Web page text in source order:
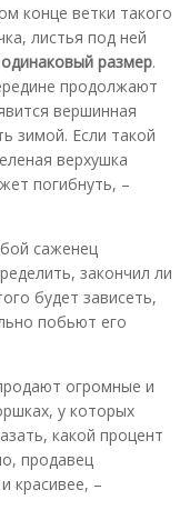
конце ветки такого
листья под ней
одинаковый размер.
продолжают
вершинная
зимой. Если такой
верхушка
погибнуть, –
саженец
закончил ли
будет зависеть,
побьют его
огромные и
у которых
какой процент
продавец
красивее, –